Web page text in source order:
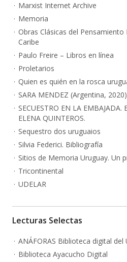
Marxist Internet Archive
Memoria
Obras Clásicas del
Caribe
Paulo Freire – Libros en línea
Proletarios
Quien es quién en la rosca
SARA MENDEZ (Argentina,
SECUESTRO EN LA EMBAJADA.
ELENA QUINTEROS.
Sequestro dos uruguaios
Silvia Federici. Bibliografía
Sitios de Memoria Uruguay. Un
Tricontinental
UDELAR
Lecturas Selectas
ANÁFORAS Biblioteca digital del
Biblioteca Ayacucho Digital